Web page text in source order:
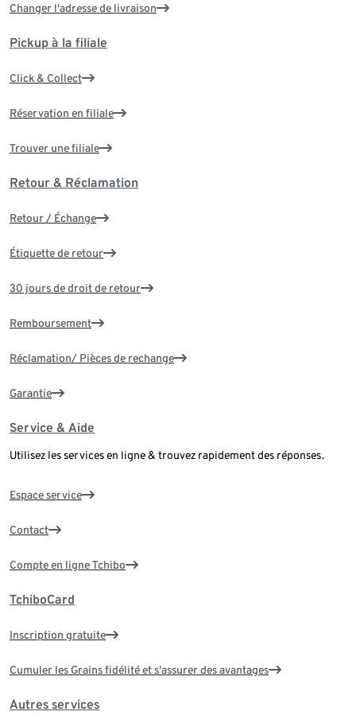
Changer l'adresse de livraison
Pickup à la filiale
Click & Collect
Réservation en filiale
Trouver une filiale
Retour & Réclamation
Retour / Échange
Étiquette de retour
30 jours de droit de retour
Remboursement
Réclamation/ Pièces de rechange
Garantie
Service & Aide
Utilisez les services en ligne & trouvez rapidement des réponses.
Espace service
Contact
Compte en ligne Tchibo
TchiboCard
Inscription gratuite
Cumuler les Grains fidélité et s'assurer des avantages
Autres services